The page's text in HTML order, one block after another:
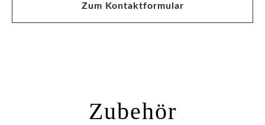
Zum Kontaktformular
Zubehör